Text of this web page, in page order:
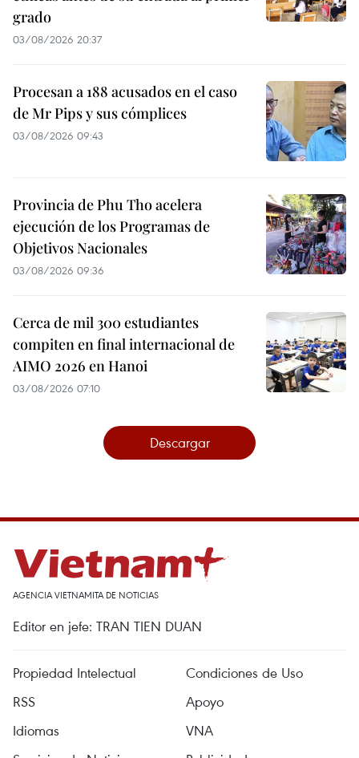
grado
03/08/2026 20:37
Procesan a 188 acusados en el caso
de Mr Pips y sus cómplices
03/08/2026 09:43
Provincia de Phu Tho acelera
ejecución de los Programas de
Objetivos Nacionales
03/08/2026 09:36
Cerca de mil 300 estudiantes
compiten en final internacional de
AIMO 2026 en Hanoi
03/08/2026 07:10
Descargar
AGENCIA VIETNAMITA DE NOTICIAS
Editor en jefe: TRAN TIEN DUAN
Propiedad Intelectual
Condiciones de Uso
RSS
Apoyo
Idiomas
VNA